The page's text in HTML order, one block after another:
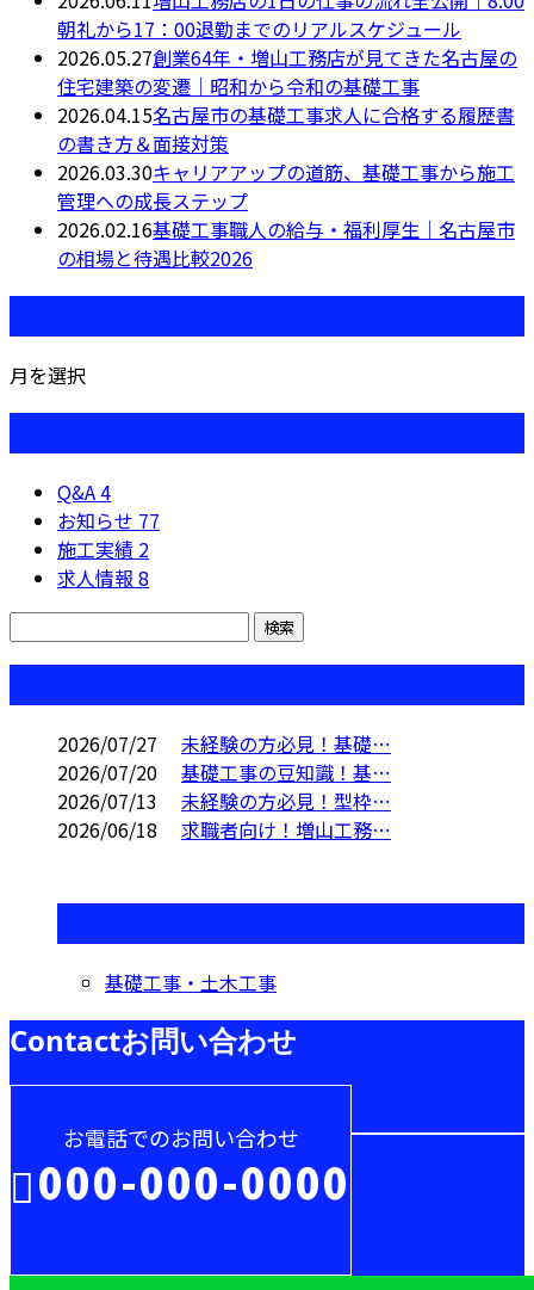
朝礼から17：00退勤までのリアルスケジュール
2026.05.27創業64年・増山工務店が見てきた名古屋の
住宅建築の変遷｜昭和から令和の基礎工事
2026.04.15名古屋市の基礎工事求人に合格する履歴書
の書き方＆面接対策
2026.03.30キャリアアップの道筋、基礎工事から施工
管理への成長ステップ
2026.02.16基礎工事職人の給与・福利厚生｜名古屋市
の相場と待遇比較2026
月を選択
Q&A4
お知らせ 77
施工実績 2
求人情報 8
2026/07/27
未経験の方必見！基礎…
2026/07/20
基礎工事の豆知識！基…
2026/07/13
未経験の方必見！型枠…
2026/06/18
求職者向け！増山工務…
基礎工事・土木工事
Contactお問い合わせ
お電話でのお問い合わせ
000-000-0000